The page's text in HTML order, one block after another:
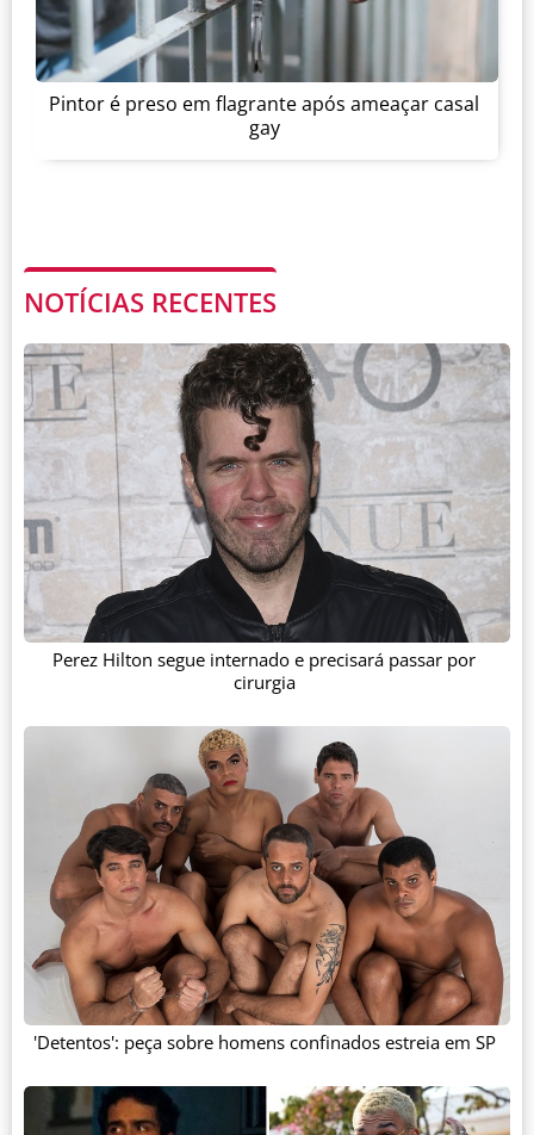
Pintor é preso em flagrante após ameaçar casal
gay
NOTÍCIAS RECENTES
Perez Hilton segue internado e precisará passar por
cirurgia
'Detentos': peça sobre homens confinados estreia em SP